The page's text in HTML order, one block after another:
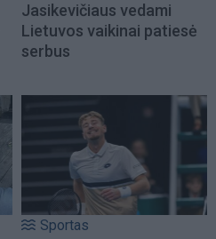
Jasikevičiaus vedami
Lietuvos vaikinai patiesė
serbus
Sportas